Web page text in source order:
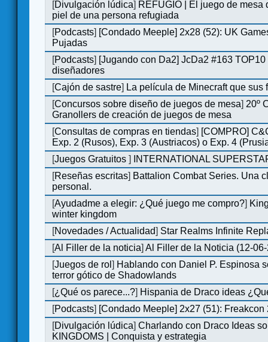
[Divulgación lúdica] REFUGIO | El juego de mesa
piel de una persona refugiada
[Podcasts] [Condado Meeple] 2x28 (52): UK
Pujadas
[Podcasts] [Jugando con Da2] JcDa2 #163
diseñadores
[Cajón de sastre] La película de Minecraft que sus
[Concursos sobre diseño de juegos de mesa] 20º
Granollers de creación de juegos de mesa
[Consultas de compras en tiendas] [COMPRO]
Exp. 2 (Rusos), Exp. 3 (Austriacos) o Exp. 4
[Juegos Gratuitos]
INTERNATIONAL
[Reseñas escritas] Battalion Combat Series. Una
personal.
[Ayudadme a elegir: ¿Qué juego me compro?]
winter kingdom
[Novedades / Actualidad] Star Realms Infinite
[Al Filler de la noticia]Al Filler de la Noticia (12-
[Juegos de rol] Hablando con Daniel P. Espinosa
terror gótico de Shadowlands
[¿Qué os parece...?] Hispania de Draco ideas
[Podcasts] [Condado Meeple] 2x27 (51): Freakcon
[Divulgación lúdica]Charlando con Draco Ideas
KINGDOMS | Conquista y estrategia